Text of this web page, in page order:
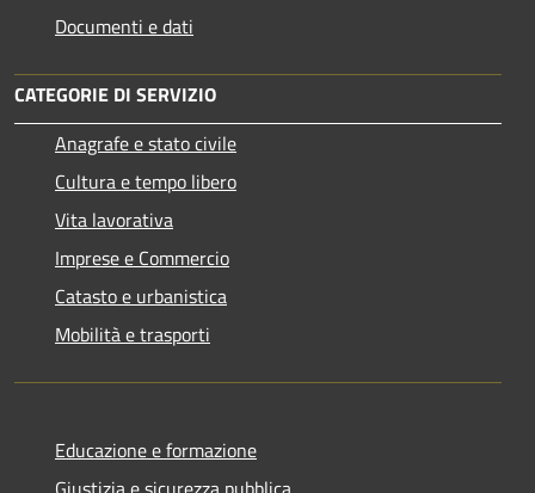
Documenti e dati
CATEGORIE DI SERVIZIO
Anagrafe e stato civile
Cultura e tempo libero
Vita lavorativa
Imprese e Commercio
Catasto e urbanistica
Mobilità e trasporti
Educazione e formazione